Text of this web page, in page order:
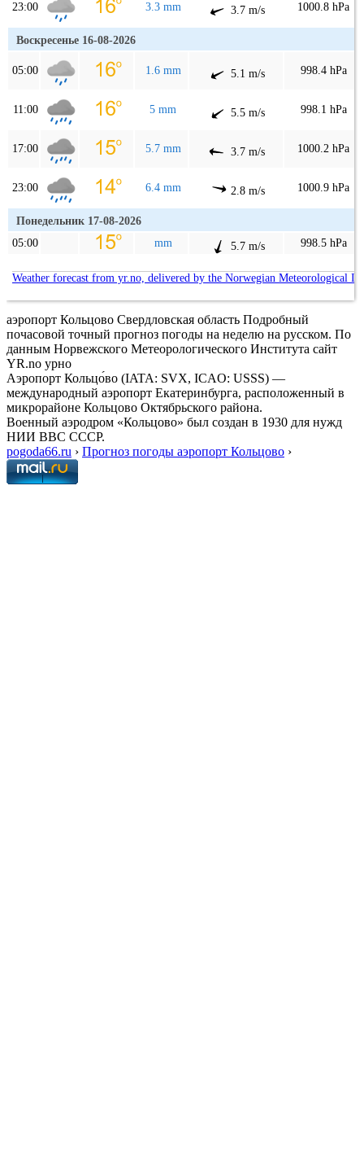
23:00 3.3 mm 3.7 m/s 1000.8 hPa
Воскресенье 16-08-2026
05:00 1.6 mm 5.1 m/s 998.4 hPa
11:00 5 mm 5.5 m/s 998.1 hPa
17:00 5.7 mm 3.7 m/s 1000.2 hPa
23:00 6.4 mm 2.8 m/s 1000.9 hPa
Понедельник 17-08-2026
05:00
mm 5.7 m/s 998.5 hPa
Weather forecast from yr.no, delivered by the Norwegian Meteorological
аэропорт Кольцово Свердловская область Подробный
почасовой точный прогноз погоды на неделю на русском. По
данным Норвежского Метеорологического Института сайт
YR.no урно
Аэропорт Кольцо́во (IATA: SVX, ICAO: USSS) —
международный аэропорт Екатеринбурга, расположенный в
микрорайоне Кольцово Октябрьского района.
Военный аэродром «Кольцово» был создан в 1930 для нужд
НИИ ВВС СССР.
pogoda66.ru › Прогноз погоды аэропорт Кольцово ›